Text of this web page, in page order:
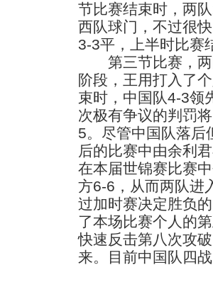
节比赛结束时，两
西队球门，不过很
3-3平，上半时比赛
第三节比赛，两
阶段，王用打入了
束时，中国队4-3领
次极有争议的判罚
5。尽管中国队落后
后的比赛中由余利
在本届世锦赛比赛
方6-6，从而两队进
过加时赛决定胜负
了本场比赛个人的
快速反击第八次攻
来。目前中国队四